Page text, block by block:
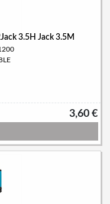
3.5H Jack 3.5M
3,60 €